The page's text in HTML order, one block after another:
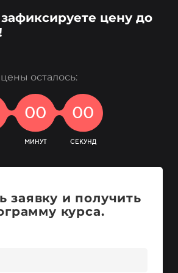
цену до
осталось:
00 00
МИНУТ СЕКУНД
заявку и получить
курса.